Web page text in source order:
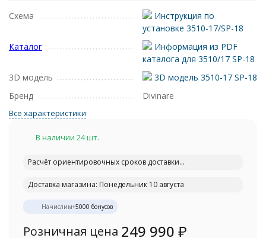
Схема
Инструкция по
установке 3510-17/SP-18
Каталог
Информация из PDF
каталога для 3510/17 SP-18
3D модель
3D модель 3510-17 SP-18
Бренд
Divinare
Все характеристики
В наличии 24 шт.
Расчёт ориентировочных сроков доставки...
Доставка магазина: Понедельник 10 августа
Начислим+5000 бонусов
Розничная цена 249 990 ₽